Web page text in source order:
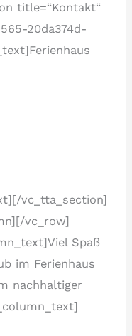
title=“Kontakt“
20da374d-
vc_tta_section]
vc_row]
Spaß
im Ferienhaus
nachhaltiger